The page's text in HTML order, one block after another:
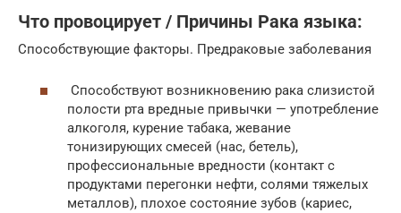
Что провоцирует / Причины Рака языка:
Способствующие факторы. Предраковые заболевания
Способствуют возникновению рака слизистой
полости рта вредные привычки — употребление
алкоголя, курение табака, жевание
тонизирующих смесей (нас, бетель),
профессиональные вредности (контакт с
продуктами перегонки нефти, солями тяжелых
металлов), плохое состояние зубов (кариес,